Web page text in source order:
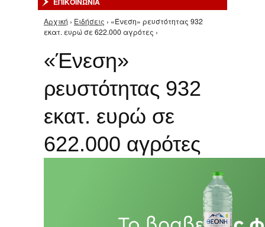
Είστε εδώ
Αρχική › Ειδήσεις › «Ένεση» ρευστότητας 932
εκατ. ευρώ σε 622.000 αγρότες ›
«Ένεση»
ρευστότητας 932
εκατ. ευρώ σε
622.000 αγρότες